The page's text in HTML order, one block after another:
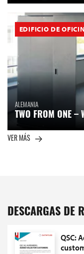
EDIFICIO DE
ALEMANIA
TWO FROM ONE –
VER MÁS
DESCARGAS DE
QSC: